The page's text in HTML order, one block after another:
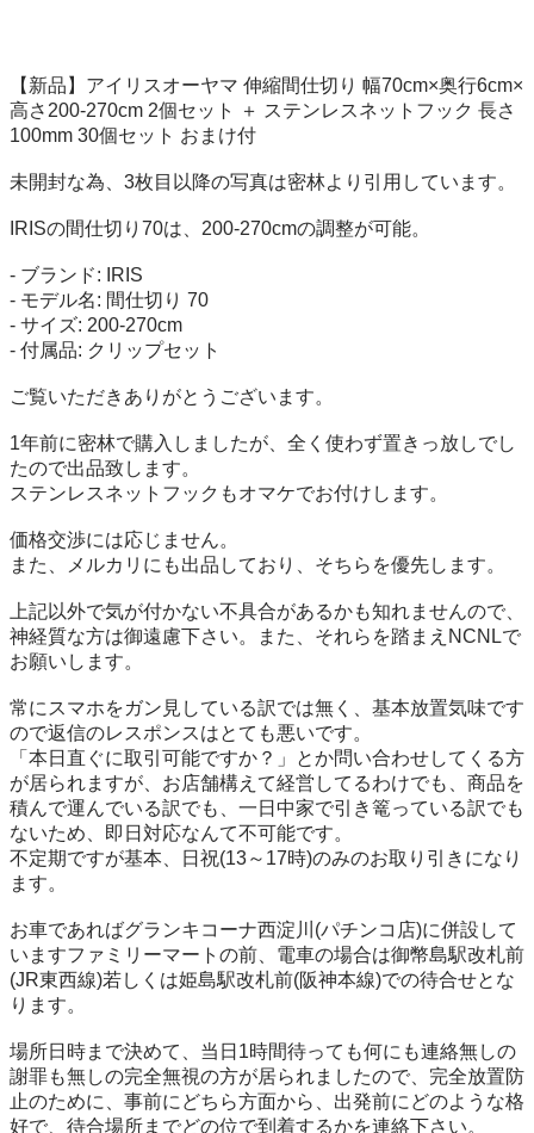
【新品】アイリスオーヤマ 伸縮間仕切り 幅70cm×奥行6cm×
高さ200-270cm 2個セット ＋ ステンレスネットフック 長さ
100mm 30個セット おまけ付
未開封な為、3枚目以降の写真は密林より引用しています。
IRISの間仕切り70は、200-270cmの調整が可能。
- ブランド: IRIS
- モデル名: 間仕切り 70
- サイズ: 200-270cm
- 付属品: クリップセット
ご覧いただきありがとうございます。
1年前に密林で購入しましたが、全く使わず置きっ放しでし
たので出品致します。
ステンレスネットフックもオマケでお付けします。
価格交渉には応じません。
また、メルカリにも出品しており、そちらを優先します。
上記以外で気が付かない不具合があるかも知れませんので、
神経質な方は御遠慮下さい。また、それらを踏まえNCNLで
お願いします。
常にスマホをガン見している訳では無く、基本放置気味です
ので返信のレスポンスはとても悪いです。
「本日直ぐに取引可能ですか？」とか問い合わせしてくる方
が居られますが、お店舗構えて経営してるわけでも、商品を
積んで運んでいる訳でも、一日中家で引き篭っている訳でも
ないため、即日対応なんて不可能です。
不定期ですが基本、日祝(13～17時)のみのお取り引きになり
ます。
お車であればグランキコーナ西淀川(パチンコ店)に併設して
いますファミリーマートの前、電車の場合は御幣島駅改札前
(JR東西線)若しくは姫島駅改札前(阪神本線)での待合せとな
ります。
場所日時まで決めて、当日1時間待っても何にも連絡無しの
謝罪も無しの完全無視の方が居られましたので、完全放置防
止のために、事前にどちら方面から、出発前にどのような格
好で、待合場所までどの位で到着するかを連絡下さい。